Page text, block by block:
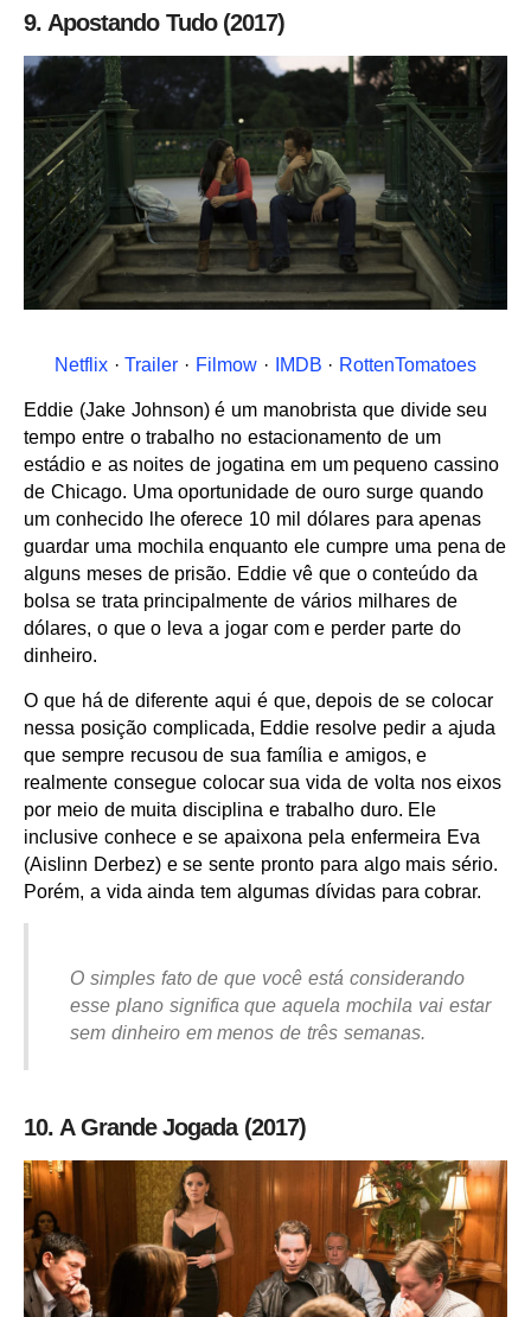
9. Apostando Tudo (2017)
Netflix·Trailer · Filmow · IMDB · RottenTomatoes
Eddie (Jake Johnson) é um manobrista que divide seu
tempo entre o trabalho no estacionamento de um
estádio e as noites de jogatina em um pequeno cassino
de Chicago. Uma oportunidade de ouro surge quando
um conhecido lhe oferece 10 mil dólares para apenas
guardar uma mochila enquanto ele cumpre uma pena de
alguns meses de prisão. Eddie vê que o conteúdo da
bolsa se trata principalmente de vários milhares de
dólares, o que o leva a jogar com e perder parte do
dinheiro.
O que há de diferente aqui é que, depois de se colocar
nessa posição complicada, Eddie resolve pedir a ajuda
que sempre recusou de sua família e amigos, e
realmente consegue colocar sua vida de volta nos eixos
por meio de muita disciplina e trabalho duro. Ele
inclusive conhece e se apaixona pela enfermeira Eva
(Aislinn Derbez) e se sente pronto para algo mais sério.
Porém, a vida ainda tem algumas dívidas para cobrar.
O simples fato de que você está considerando
esse plano significa que aquela mochila vai estar
sem dinheiro em menos de três semanas.
10. A Grande Jogada (2017)